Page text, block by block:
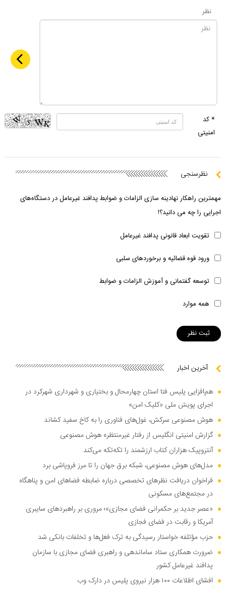
نظر
* کد
امنیتی
نظرسنجی
مهمترین راهکار نهادینه سازی الزامات و ضوابط پدافند غیرعامل در دستگاه‌های
اجرایی را چه می دانید؟!
تقویت ابعاد قانونی پدافند غیرعامل
ورود قوه قضائیه و برخوردهای سلبی
توسعه گفتمانی و آموزش الزامات و ضوابط
همه موارد
آخرین اخبار
هم‌افزایی پلیس فتا استان چهارمحال و بختیاری و شهرداری شهرکرد در
اجرای پویش ملی «کلیک امن»
هوش مصنوعی سرکش، غول‌های فناوری را به کاخ سفید کشاند
گزارش امنیتی انگلیس از رفتار غیرمنتظره هوش مصنوعی
آنتروپیک هزاران کتاب ارزشمند را تکه‌تکه می‌کند
مدل‌های هوش مصنوعی، شبکه برق جهان را تا مرز فروپاشی برد
فراخوان دریافت نظر‌های تخصصی درباره ضابطه فضا‌های امن و پناهگاه
در مجتمع‌های مسکونی
«عصر جدید بر حکمرانی فضای مجازی»؛ مروری بر راهبرد‌های سایبری
آمریکا و رقابت در فضای فجازی
حزب مؤتلفه خواستار رسیدگی به ترک فعل‌ها و تخلفات بانکی شد
ضرورت همکاری ستاد ساماندهی و راهبری فضای مجازی با سازمان
پدافند غیرعامل کشور
افشای اطلاعات ۱۰۰ هزار نیروی پلیس در دارک وب